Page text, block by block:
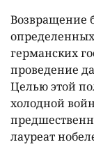
Возвращение
германских
проведение
Целью этой
холодной
лауреат